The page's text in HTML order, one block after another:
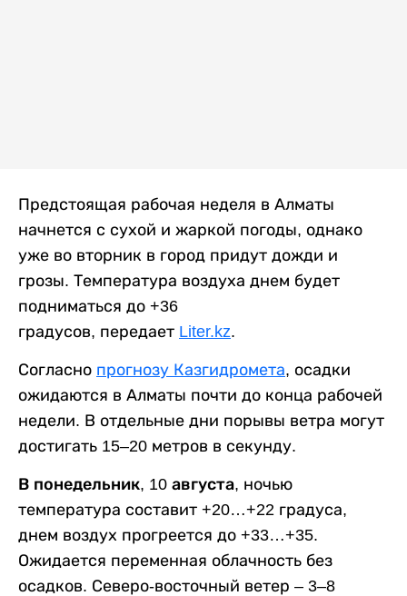
Предстоящая рабочая неделя в Алматы
начнется с сухой и жаркой погоды, однако
уже во вторник в город придут дожди и
грозы. Температура воздуха днем будет
подниматься до +36
градусов, передает Liter.kz.
Согласно прогнозу Казгидромета, осадки
ожидаются в Алматы почти до конца рабочей
недели. В отдельные дни порывы ветра могут
достигать 15–20 метров в секунду.
В понедельник, 10 августа, ночью
температура составит +20…+22 градуса,
днем воздух прогреется до +33…+35.
Ожидается переменная облачность без
осадков. Северо-восточный ветер – 3–8